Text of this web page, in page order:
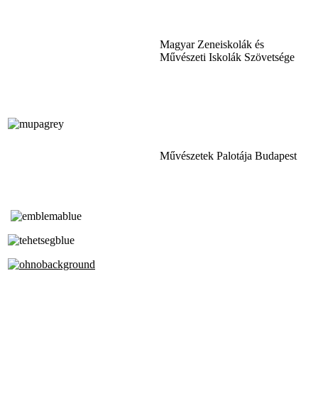
Magyar Zeneiskolák és
Művészeti Iskolák Szövetsége
Művészetek Palotája Budapest